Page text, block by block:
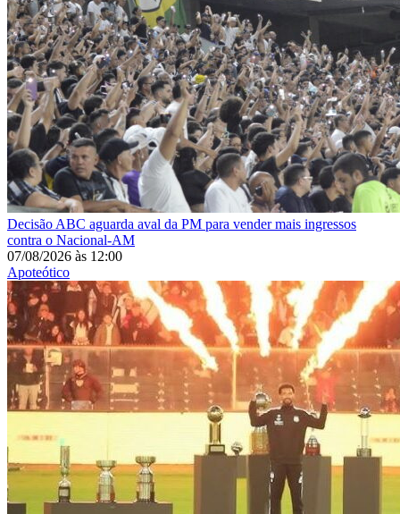
Decisão ABC aguarda aval da PM para vender mais ingressos
contra o Nacional-AM
07/08/2026 às 12:00
Apoteótico